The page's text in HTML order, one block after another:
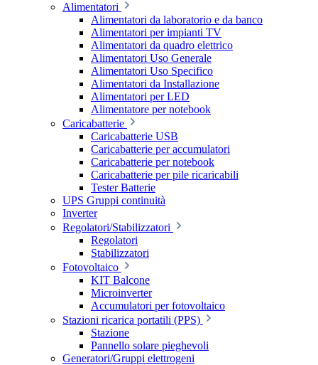
Alimentatori
Alimentatori da laboratorio e da banco
Alimentatori per impianti TV
Alimentatori da quadro elettrico
Alimentatori Uso Generale
Alimentatori Uso Specifico
Alimentatori da Installazione
Alimentatori per LED
Alimentatore per notebook
Caricabatterie
Caricabatterie USB
Caricabatterie per accumulatori
Caricabatterie per notebook
Caricabatterie per pile ricaricabili
Tester Batterie
UPS Gruppi continuità
Inverter
Regolatori/Stabilizzatori
Regolatori
Stabilizzatori
Fotovoltaico
KIT Balcone
Microinverter
Accumulatori per fotovoltaico
Stazioni ricarica portatili (PPS)
Stazione
Pannello solare pieghevoli
Generatori/Gruppi elettrogeni